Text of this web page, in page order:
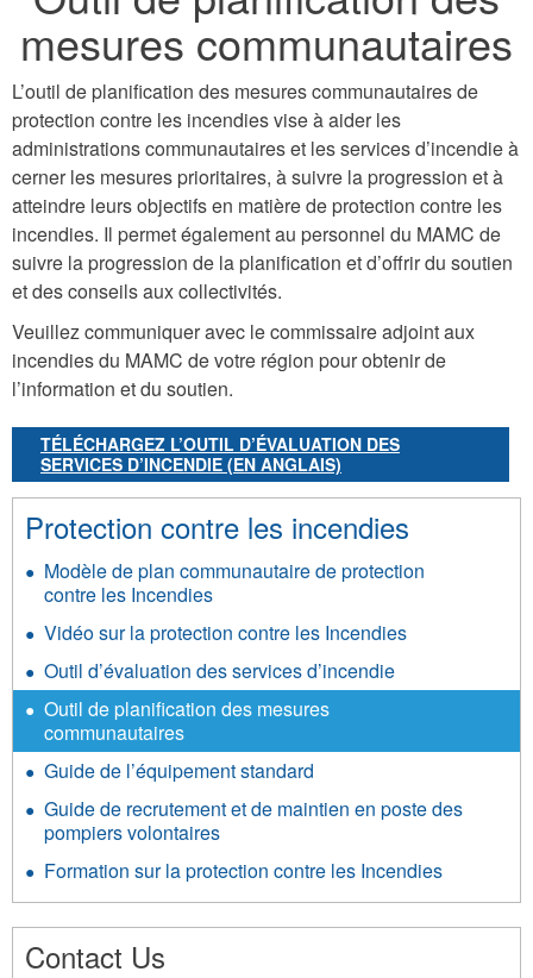
mesures communautaires
L’outil de planification des mesures communautaires de
protection contre les incendies vise à aider les
administrations communautaires et les services d’incendie à
cerner les mesures prioritaires, à suivre la progression et à
atteindre leurs objectifs en matière de protection contre les
incendies. Il permet également au personnel du MAMC de
suivre la progression de la planification et d’offrir du soutien
et des conseils aux collectivités.
Veuillez communiquer avec le commissaire adjoint aux
incendies du MAMC de votre région pour obtenir de
l’information et du soutien.
TÉLÉCHARGEZ L’OUTIL D’ÉVALUATION DES
SERVICES D’INCENDIE (EN ANGLAIS)
Protection contre les incendies
Modèle de plan communautaire de protection
contre les Incendies
Vidéo sur la protection contre les Incendies
Outil d’évaluation des services d’incendie
Outil de planification des mesures
communautaires
Guide de l’équipement standard
Guide de recrutement et de maintien en poste des
pompiers volontaires
Formation sur la protection contre les Incendies
Contact Us